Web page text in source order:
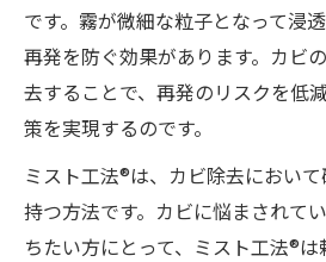
です。霧が微細な粒子となって浸
再発を防ぐ効果があります。カビ
去することで、再発のリスクを低
策を実現するのです。
ミスト工法®は、カビ除去におい
持つ方法です。カビに悩まされて
ちたい方にとって、ミスト工法®